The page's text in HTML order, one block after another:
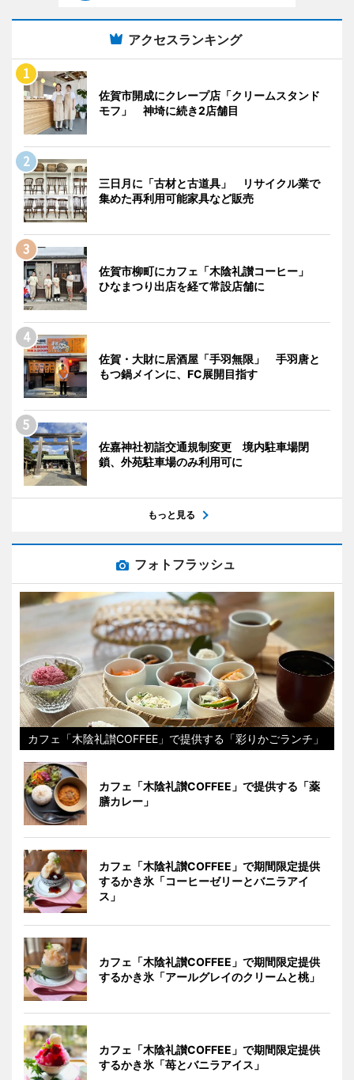
アクセスランキング
佐賀市開成にクレープ店「クリームスタンド
モフ」 神埼に続き2店舗目
三日月に「古材と古道具」 リサイクル業で
集めた再利用可能家具など販売
佐賀市柳町にカフェ「木陰礼讃コーヒー」
ひなまつり出店を経て常設店舗に
佐賀・大財に居酒屋「手羽無限」 手羽唐と
もつ鍋メインに、FC展開目指す
佐嘉神社初詣交通規制変更 境内駐車場閉
鎖、外苑駐車場のみ利用可に
もっと見る
フォトフラッシュ
カフェ「木陰礼讃COFFEE」で提供する「彩りかごランチ」
カフェ「木陰礼讃COFFEE」で提供する「薬
膳カレー」
カフェ「木陰礼讃COFFEE」で期間限定提供
するかき氷「コーヒーゼリーとバニラアイ
ス」
カフェ「木陰礼讃COFFEE」で期間限定提供
するかき氷「アールグレイのクリームと桃」
カフェ「木陰礼讃COFFEE」で期間限定提供
するかき氷「苺とバニラアイス」